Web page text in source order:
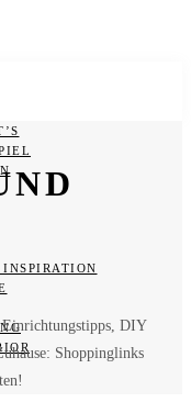
DIY
Shoppinglinks